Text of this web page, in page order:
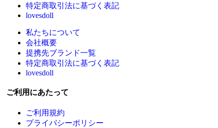
特定商取引法に基づく表記
lovesdoll
私たちについて
会社概要
提携先ブランド一覧
特定商取引法に基づく表記
lovesdoll
ご利用にあたって
ご利用規約
プライバシーポリシー